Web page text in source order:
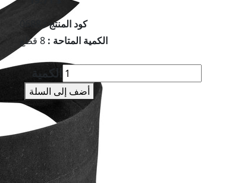
كود المنتج :
الكمية المتاحة : 8 قطع
الكمية
أضف إلى السلة